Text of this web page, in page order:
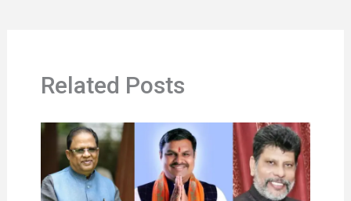
Related Posts